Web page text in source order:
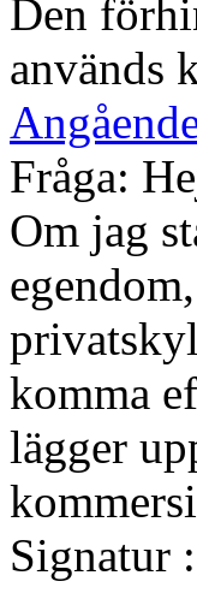
Den
används
Fråga:
Om jag
komma
lägger
Signatur